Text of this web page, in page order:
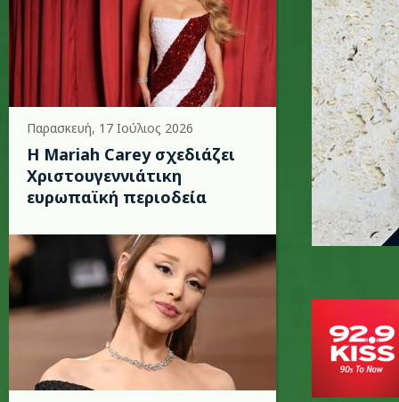
Παρασκευή, 17 Ιούλιος 2026
Η Mariah Carey σχεδιάζει
Χριστουγεννιάτικη
ευρωπαϊκή περιοδεία